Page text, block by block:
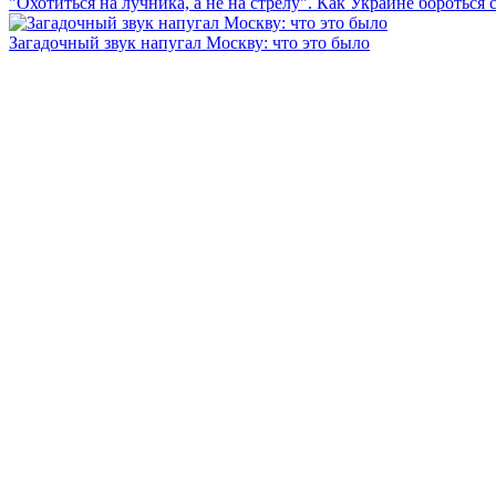
Загадочный звук напугал Москву: что это было